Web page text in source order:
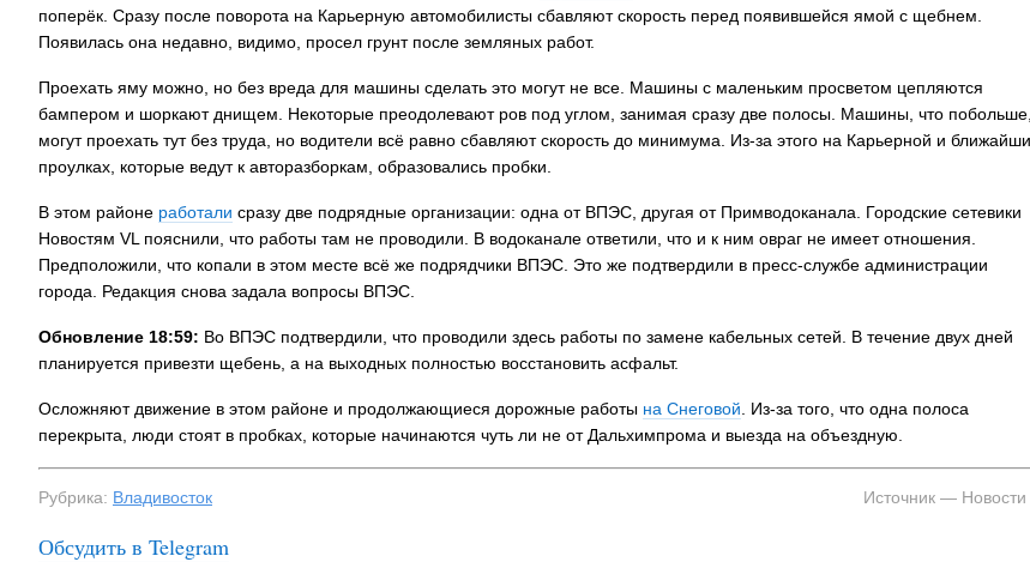
поперёк. Сразу после поворота на Карьерную автомобилисты сбавляют скорость перед появившейся ямой с щебнем.
Появилась она недавно, видимо, просел грунт после земляных работ.
Проехать яму можно, но без вреда для машины сделать это могут не все. Машины с маленьким просветом цепляются
бампером и шоркают днищем. Некоторые преодолевают ров под углом, занимая сразу две полосы. Машины, что побольше,
могут проехать тут без труда, но водители всё равно сбавляют скорость до минимума. Из-за этого на Карьерной и
проулках, которые ведут к авторазборкам, образовались пробки.
В этом районе работали сразу две подрядные организации: одна от ВПЭС, другая от Примводоканала. Городские сетевики
Новостям VL пояснили, что работы там не проводили. В водоканале ответили, что и к ним овраг не имеет отношения.
Предположили, что копали в этом месте всё же подрядчики ВПЭС. Это же подтвердили в пресс-службе администрации
города. Редакция снова задала вопросы ВПЭС.
Обновление 18:59: Во ВПЭС подтвердили, что проводили здесь работы по замене кабельных сетей. В течение двух дней
планируется привезти щебень, а на выходных полностью восстановить асфальт.
Осложняют движение в этом районе и продолжающиеся дорожные работы на Снеговой . Из-за того, что одна полоса
перекрыта, люди стоят в пробках, которые начинаются чуть ли не от Дальхимпрома и выезда на объездную.
Рубрика: Владивосток Источник — Новости
Обсудить в Telegram